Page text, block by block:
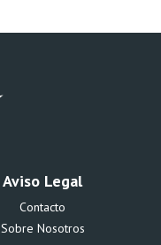
Aviso Legal
Contacto
Sobre Nosotros